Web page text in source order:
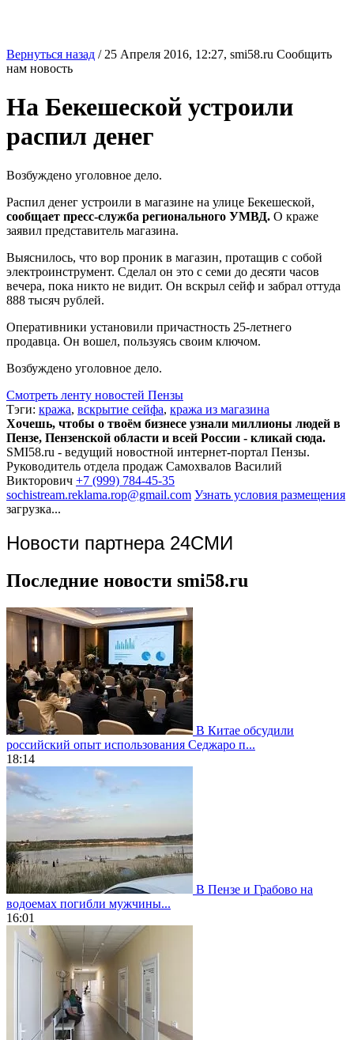
Вернуться назад / 25 Апреля 2016, 12:27, smi58.ru Сообщить
нам новость
На Бекешеской устроили
распил денег
Возбуждено уголовное дело.
Распил денег устроили в магазине на улице Бекешеской,
сообщает пресс-служба регионального УМВД. О краже
заявил представитель магазина.
Выяснилось, что вор проник в магазин, протащив с собой
электроинструмент. Сделал он это с семи до десяти часов
вечера, пока никто не видит. Он вскрыл сейф и забрал оттуда
888 тысяч рублей.
Оперативники установили причастность 25-летнего
продавца. Он вошел, пользуясь своим ключом.
Возбуждено уголовное дело.
Смотреть ленту новостей Пензы
Тэги: кража, вскрытие сейфа, кража из магазина
Хочешь, чтобы о твоём бизнесе узнали миллионы людей в
Пензе, Пензенской области и всей России - кликай сюда.
SMI58.ru - ведущий новостной интернет-портал Пензы.
Руководитель отдела продаж Самохвалов Василий
Викторович +7 (999) 784-45-35
sochistream.reklama.rop@gmail.com Узнать условия размещения
загрузка...
Новости партнера 24СМИ
Последние новости smi58.ru
В Китае обсудили
российский опыт использования Седжаро п...
18:14
В Пензе и Грабово на
водоемах погибли мужчины...
16:01